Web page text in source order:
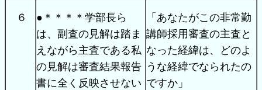
６
●＊＊＊＊学部長ら
は、副査の見解は踏ま
えながら主査である私
の見解は審査結果報告
書に全く反映させない
「あなたがこの非常勤
講師採用審査の主査と
なった経緯は、どのよ
うな経緯でなられたの
ですか」